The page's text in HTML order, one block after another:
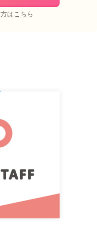
はこちら